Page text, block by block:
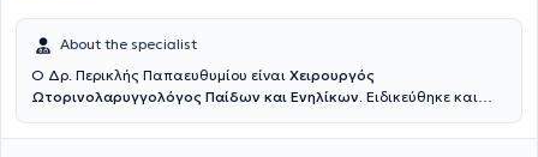
About the specialist
Ο Δρ. Περικλής Παπαευθυμίου είναι Χειρουργός
Ωτορινολαρυγγολόγος Παίδων και Ενηλίκων. Ειδικεύθηκε και
Γερμανίας, όπου πραγματοποίησε με επιτυχία χιλιάδες